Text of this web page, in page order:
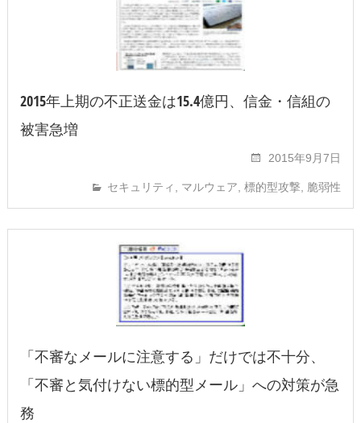
2015年上期の不正送金は15.4億円、信金・信組の
被害急増
2015年9月7日
セキュリティ マルウェア ,標的型攻撃 脆弱性
「不審なメールに注意する」だけでは不十分、
「不審と気付けない標的型メール」への対策が急
務